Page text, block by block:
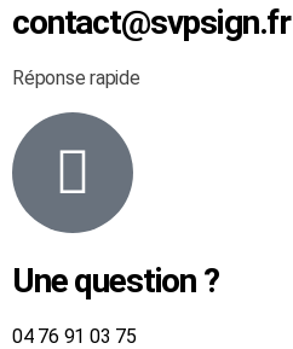
contact@svpsign.fr
Réponse rapide
Une question ?
04 76 91 03 75